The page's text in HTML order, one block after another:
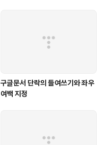
구글문서 단락의 들여쓰기와 좌우
여백 지정